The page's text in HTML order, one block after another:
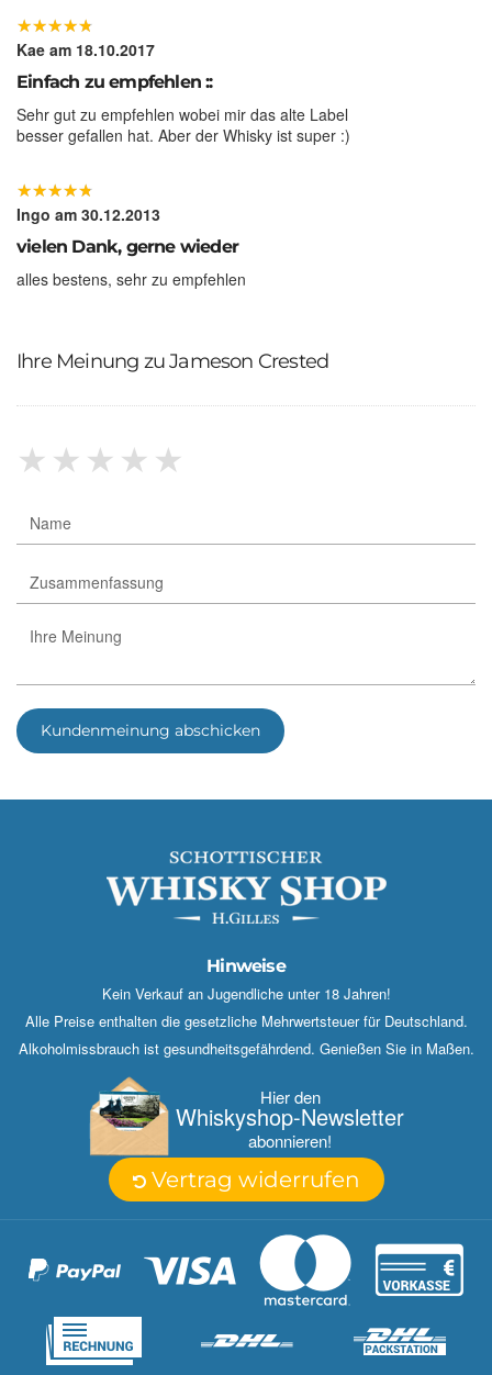
★★★★★
★★★★★
Kae am 18.10.2017
Einfach zu empfehlen ::
Sehr gut zu empfehlen wobei mir das alte Label
besser gefallen hat. Aber der Whisky ist super :)
★★★★★
★★★★★
Ingo am 30.12.2013
vielen Dank, gerne wieder
alles bestens, sehr zu empfehlen
Ihre Meinung zu Jameson Crested
★★★★★
Kundenmeinung abschicken
Hinweise
Kein Verkauf an Jugendliche unter 18 Jahren!
Alle Preise enthalten die gesetzliche Mehrwertsteuer für Deutschland.
Alkoholmissbrauch ist gesundheitsgefährdend. Genießen Sie in Maßen.
Hier den
Whisky­shop-Newsletter
abonnieren!
Vertrag widerrufen